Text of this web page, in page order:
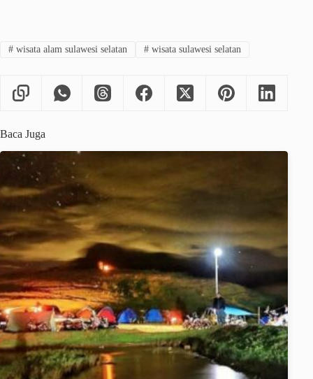
#wisata alam sulawesi selatan #wisata sulawesi selatan
Baca Juga